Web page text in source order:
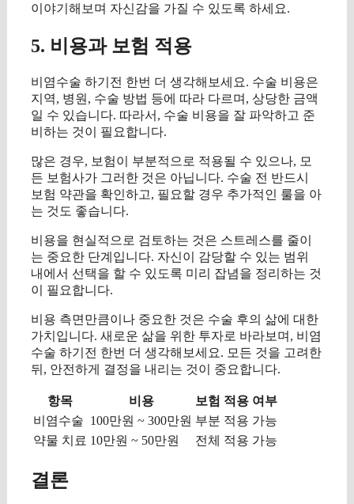
이야기해보며 자신감을 가질 수 있도록 하세요.
5. 비용과 보험 적용
비염수술 하기전 한번 더 생각해보세요. 수술 비용은
지역, 병원, 수술 방법 등에 따라 다르며, 상당한 금액
일 수 있습니다. 따라서, 수술 비용을 잘 파악하고 준
비하는 것이 필요합니다.
많은 경우, 보험이 부분적으로 적용될 수 있으나, 모
든 보험사가 그러한 것은 아닙니다. 수술 전 반드시
보험 약관을 확인하고, 필요할 경우 추가적인 룰을 아
는 것도 좋습니다.
비용을 현실적으로 검토하는 것은 스트레스를 줄이
는 중요한 단계입니다. 자신이 감당할 수 있는 범위
내에서 선택을 할 수 있도록 미리 잡념을 정리하는 것
이 필요합니다.
비용 측면만큼이나 중요한 것은 수술 후의 삶에 대한
가치입니다. 새로운 삶을 위한 투자로 바라보며, 비염
수술 하기전 한번 더 생각해보세요. 모든 것을 고려한
뒤, 안전하게 결정을 내리는 것이 중요합니다.
항목 비용
보험 적용 여부
비염수술 100만원 ~ 300만원 부분 적용 가능
약물 치료 10만원 ~ 50만원 전체 적용 가능
결론